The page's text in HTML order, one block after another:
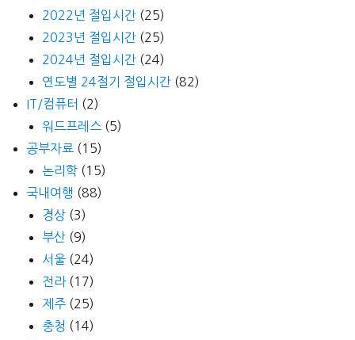
2022년 절입시간 (25)
2023년 절입시간 (25)
2024년 절입시간 (24)
연도별 24절기 절입시간 (82)
IT/컴퓨터 (2)
워드프레스 (5)
공부자료 (15)
논리학 (15)
국내여행 (88)
경상 (3)
부산 (9)
서울 (24)
전라(17)
제주 (25)
충청 (14)